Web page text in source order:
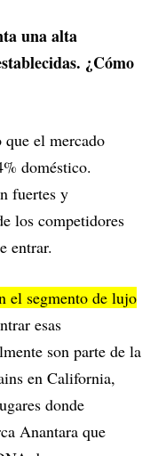
una alta
¿Cómo
el mercado
doméstico.
fuertes y
los competidores
entrar.
el segmento de lujo
esas
son parte de la
en California,
donde
Anantara que